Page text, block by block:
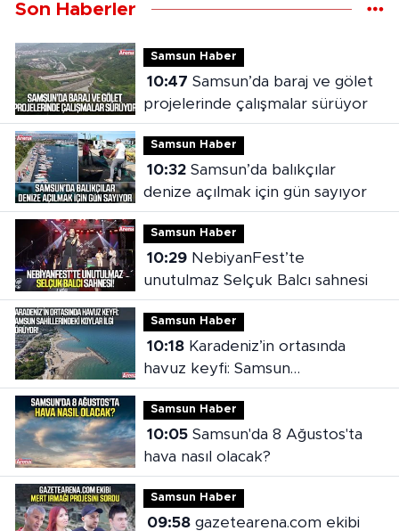
Son Haberler
Samsun Haber
10:47
projelerinde çalışmalar sürüyor
Samsun Haber
10:32Samsun’da balıkçılar
denize açılmak için gün sayıyor
Samsun Haber
10:29NebiyanFest’te
unutulmaz Selçuk Balcı sahnesi
Samsun Haber
10:18Karadeniz’in ortasında
havuz keyfi: Samsun
sahillerindeki koylar ilgi görüyor
Samsun Haber
10:05Samsun'da 8 Ağustos'ta
hava nasıl olacak?
Samsun Haber
09:58gazetearena.com ekibi